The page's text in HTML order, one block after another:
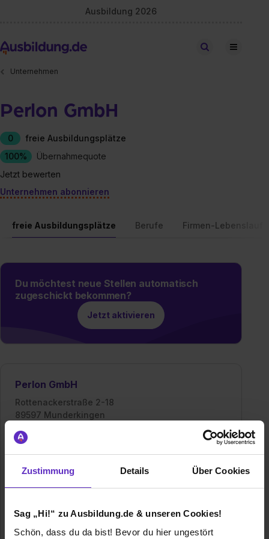
Zustimmung Details Über Cookies
Sag „Hi!“ zu Ausbildung.de & unseren Cookies!
Schön, dass du da bist! Bevor du hier ungestört
Ausbildung 2026
Stellen finden
Unternehmen
Perlon GmbH
0
freie Ausbildungsplätze
100%
Übernahmequote
Jetzt bewerten
Unternehmen abonnieren
freie Ausbildungsplätze Berufe Firmen-Lebenslauf
Du möchtest neue Stellen automatisch
zugeschickt bekommen?
Jetzt aktivieren
Perlon GmbH
Rottenackerstraße 2-18
89597 Munderkingen
07393/53-0
Mitarbeiter Über 700 weltweit
Branche Kunststoffverarbeitung